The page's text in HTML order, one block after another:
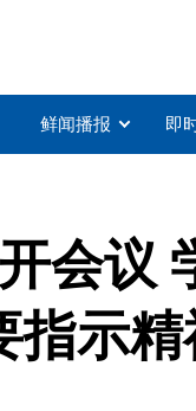
鲜闻播报 即
会议
指示